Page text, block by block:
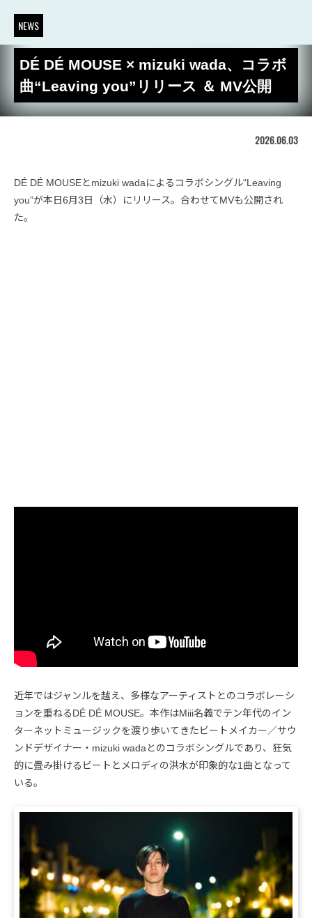
NEWS
DÉ DÉ MOUSE × mizuki wada、コラボ
曲“Leaving you”リリース ＆ MV公開
2026.06.03
DÉ DÉ MOUSEとmizuki wadaによるコラボシングル“Leaving
you”が本日6月3日（水）にリリース。合わせてMVも公開され
た。
近年ではジャンルを越え、多様なアーティストとのコラボレーシ
ョンを重ねるDÉ DÉ MOUSE。本作はMiii名義でテン年代のイン
ターネットミュージックを渡り歩いてきたビートメイカー／サウ
ンドデザイナー・mizuki wadaとのコラボシングルであり、狂気
的に畳み掛けるビートとメロディの洪水が印象的な1曲となって
いる。